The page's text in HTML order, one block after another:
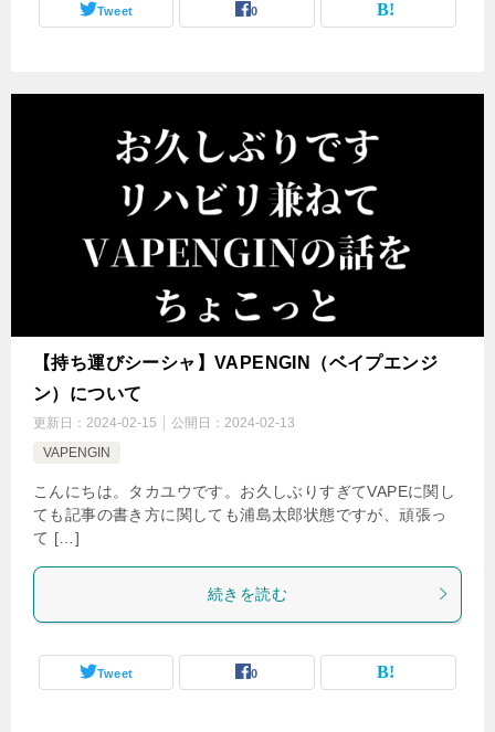
Tweet 0
【持ち運びシーシャ】VAPENGIN（ベイプエンジ
ン）について
更新日： 2024-02-15 公開日： 2024-02-13
VAPENGIN
こんにちは。タカユウです。お久しぶりすぎてVAPEに関し
ても記事の書き方に関しても浦島太郎状態ですが、頑張っ
て […]
続きを読む
Tweet 0